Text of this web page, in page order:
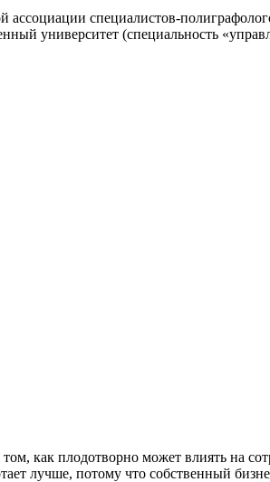
ассоциации специалистов-
университет (специальность
как плодотворно может влиять на
лучше, потому что собственный